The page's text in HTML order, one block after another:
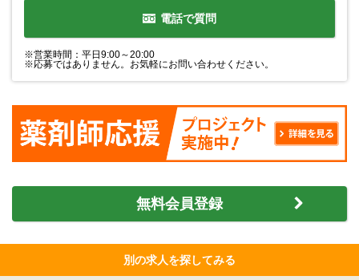
電話で質問
※営業時間：平日9:00～20:00
※応募ではありません。お気軽にお問い合わせください。
無料会員登録
別の求人を探してみる